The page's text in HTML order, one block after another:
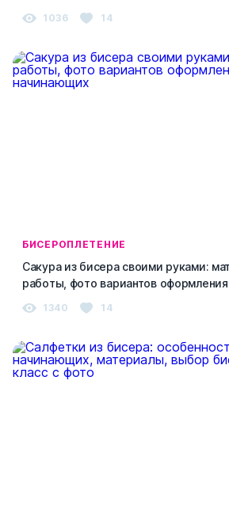
1036 14
БИСЕРОПЛЕТЕНИЕ
Сакура из бисера своими руками:
работы, фото вариантов
1340 14